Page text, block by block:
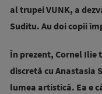
al trupei VUNK, a
Suditu. Au doi copii
În prezent, Cornel Ilie
discretă cu Anastasia
lumea artistică. Ea e